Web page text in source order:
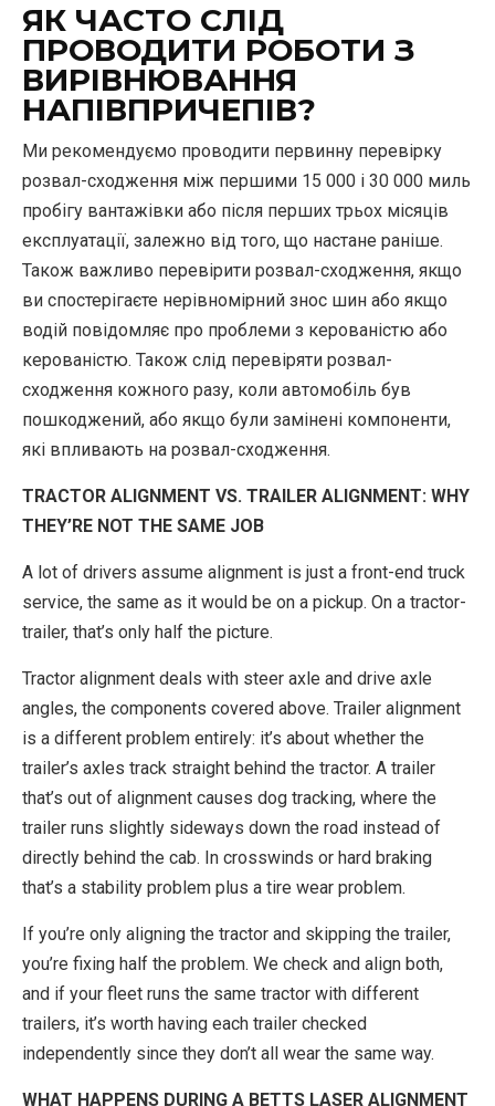
ЯК ЧАСТО СЛІД
ПРОВОДИТИ РОБОТИ З
ВИРІВНЮВАННЯ
НАПІВПРИЧЕПІВ?
Ми рекомендуємо проводити первинну перевірку
розвал-сходження між першими 15 000 і 30 000 миль
пробігу вантажівки або після перших трьох місяців
експлуатації, залежно від того, що настане раніше.
Також важливо перевірити розвал-сходження, якщо
ви спостерігаєте нерівномірний знос шин або якщо
водій повідомляє про проблеми з керованістю або
керованістю. Також слід перевіряти розвал-
сходження кожного разу, коли автомобіль був
пошкоджений, або якщо були замінені компоненти,
які впливають на розвал-сходження.
TRACTOR ALIGNMENT VS. TRAILER ALIGNMENT: WHY
THEY’RE NOT THE SAME JOB
A lot of drivers assume alignment is just a front-end truck
service, the same as it would be on a pickup. On a tractor-
trailer, that’s only half the picture.
Tractor alignment deals with steer axle and drive axle
angles, the components covered above. Trailer alignment
is a different problem entirely: it’s about whether the
trailer’s axles track straight behind the tractor. A trailer
that’s out of alignment causes dog tracking, where the
trailer runs slightly sideways down the road instead of
directly behind the cab. In crosswinds or hard braking
that’s a stability problem plus a tire wear problem.
If you’re only aligning the tractor and skipping the trailer,
you’re fixing half the problem. We check and align both,
and if your fleet runs the same tractor with different
trailers, it’s worth having each trailer checked
independently since they don’t all wear the same way.
WHAT HAPPENS DURING A BETTS LASER ALIGNMENT